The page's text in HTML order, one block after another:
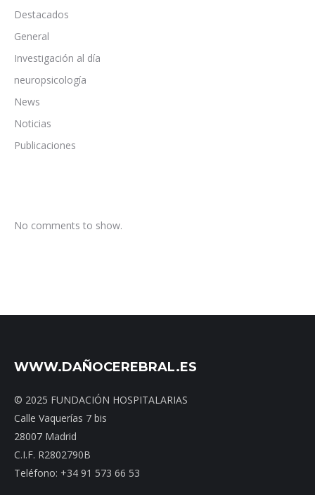
Destacados
General
Investigación al día
neuropsicología
News
Noticias
Publicaciones
No comments to show.
WWW.DAÑOCEREBRAL.ES
© 2025 FUNDACIÓN HOSPITALARIAS
Calle Vaquerías 7 bis
28007 Madrid
C.I.F. R2802790B
Teléfono: +34 91 573 66 53